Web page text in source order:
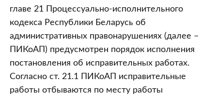
главе 21 Процессуально-исполнительного
кодекса Республики Беларусь об
административных правонарушениях (далее –
ПИКоАП) предусмотрен порядок исполнения
постановления об исправительных работах.
Согласно ст. 21.1 ПИКоАП исправительные
работы отбываются по месту работы